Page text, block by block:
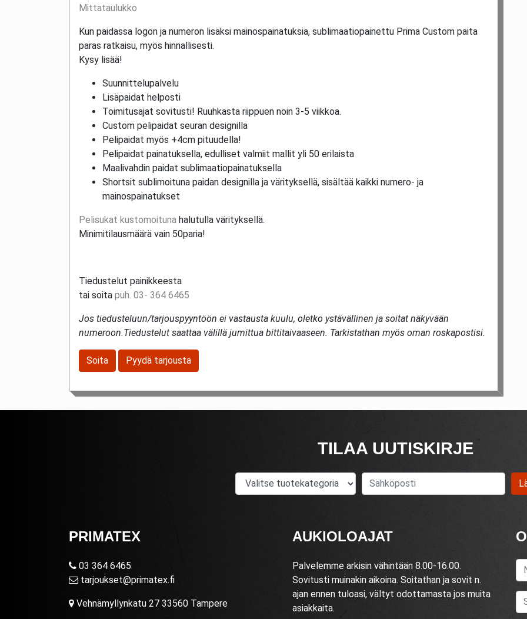
Mittataulukko
Kun paidassa logon ja numeron lisäksi mainospainatuksia, sublimaatiopainettu Prima Custom paita
paras ratkaisu, myös hinnallisesti.
Kysy lisää!
Suunnittelupalvelu
Lisäpaidat helposti
Toimitusajat sovitusti! Ruuhkasta riippuen noin 3-5 viikkoa.
Custom pelipaidat seuran designilla
Pelipaidat myös +4cm pituudella!
Pelipaidat painatuksella, edulliset valmiit mallit yli 50 erilaista
Maalivahdin paidat sublimaatiopainatuksella
Shortsit sublimoituna paidan designilla ja värityksellä, sisältää kaikki numero- ja
mainospainatukset
Pelisukat kustomoituna halutulla värityksellä.
Minimitilausmäärä vain 50paria!
Tiedustelut painikkeesta
tai soita puh. 03- 364 6465
Jos tiedusteluun/tarjouspyyntöön ei vastausta kuulu, oletko ystävällinen ja soitat näkyvään
numeroon.Tiedustelut saattaa välillä jumittua bittitaivaaseen. Tarkistathan myös oman roskapostisi.
Soita Pyydä tarjousta
TILAA UUTISKIRJE
Valitse tuotekategoria
PRIMATEX
03 364 6465
tarjoukset@primatex.fi
Vehnämyllynkatu 27 33560 Tampere
AUKIOLOAJAT
Palvelemme arkisin vähintään 8.00-16.00.
Sovitusti muinakin aikoina. Soitathan ja sovit n.
ajan ennen tuloasi, vältyt odottamasta jos muita
asiakkaita.